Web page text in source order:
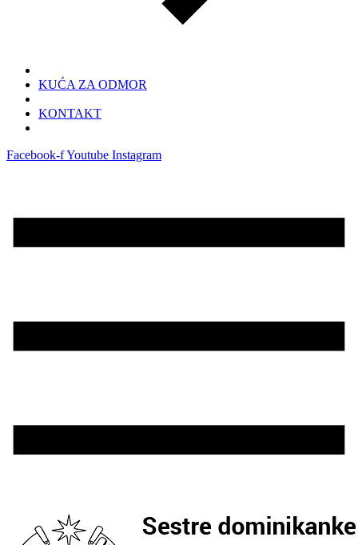
KUĆA ZA ODMOR
KONTAKT
Facebook-fYoutube Instagram